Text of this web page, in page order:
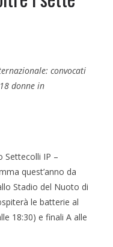
convocati
donne in
Settecolli IP –
quest’anno da
Stadio del Nuoto di
le batterie al
18:30) e finali A alle